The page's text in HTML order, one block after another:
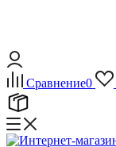
Сравнение0